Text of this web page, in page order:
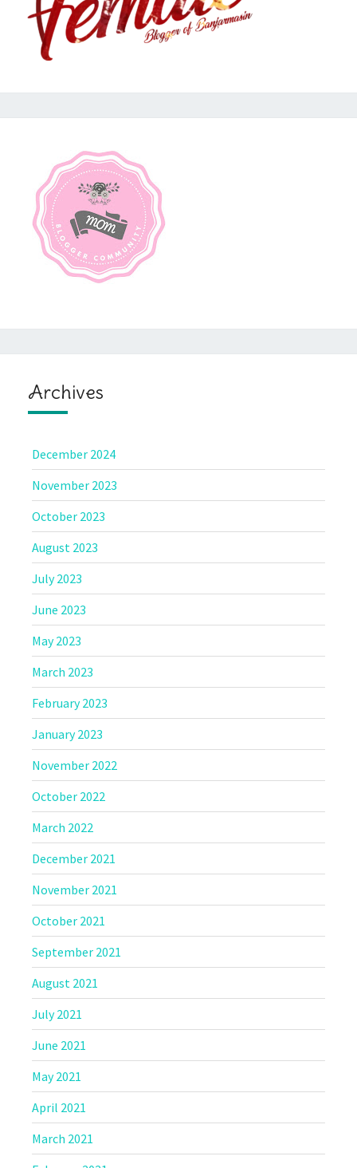
Archives
December 2024
November 2023
October 2023
August 2023
July 2023
June 2023
May 2023
March 2023
February 2023
January 2023
November 2022
October 2022
March 2022
December 2021
November 2021
October 2021
September 2021
August 2021
July 2021
June 2021
May 2021
April 2021
March 2021